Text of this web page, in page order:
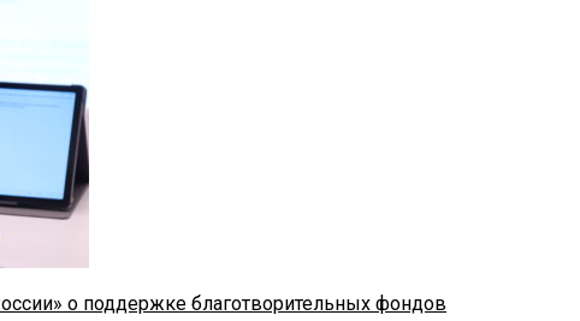
о поддержке благотворительных фондов